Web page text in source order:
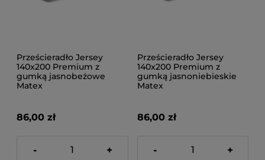
Prześcieradło Jersey
140x200 Premium z
gumką jasnobeżowe
Matex
86,00 zł
- +
Prześcieradło Jersey
140x200 Premium z
gumką jasnoniebieskie
Matex
86,00 zł
- +